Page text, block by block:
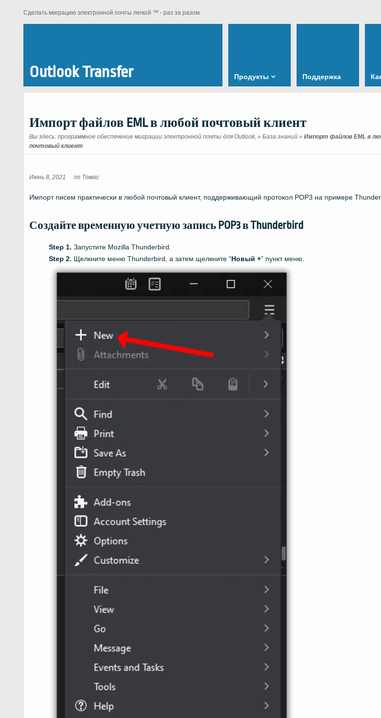
Сделать миграцию электронной почты легкой ™ - раз за разом.
Outlook Transfer Продукты Поддержка
Импорт файлов EML в любой почтовый клиент
Вы здесь: программное обеспечение миграции электронной почты для Outlook, » База знаний » Импорт файлов EML в
почтовый клиент
Июнь 8, 2021 по Томас
Импорт писем практически в любой почтовый клиент, поддерживающий протокол POP3 на примере
Создайте временную учетную запись POP3 в Thunderbird
Запустите Mozilla Thunderbird.
Щелкните меню Thunderbird, а затем щелкните “Новый +” пункт меню.